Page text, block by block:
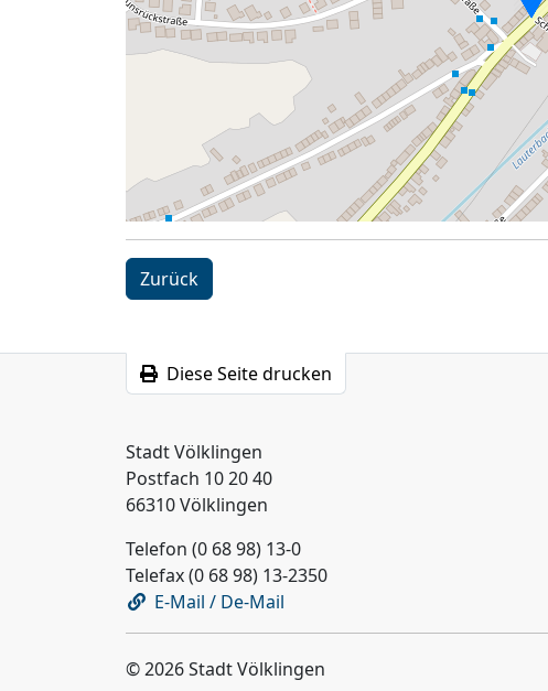
Zurück
Diese Seite drucken
Stadt Völklingen
Postfach 10 20 40
66310 Völklingen
Telefon (0 68 98) 13-0
Telefax (0 68 98) 13-2350
E-Mail / De-Mail
© 2026 Stadt Völklingen